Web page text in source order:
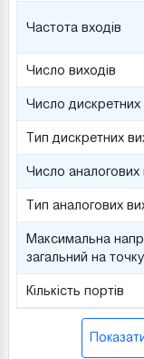
Частота входів
Число виходів
Число дискретних
Тип дискретних
Число аналогових
Тип аналогових
Максимальна
загальний на точку
Кількість портів